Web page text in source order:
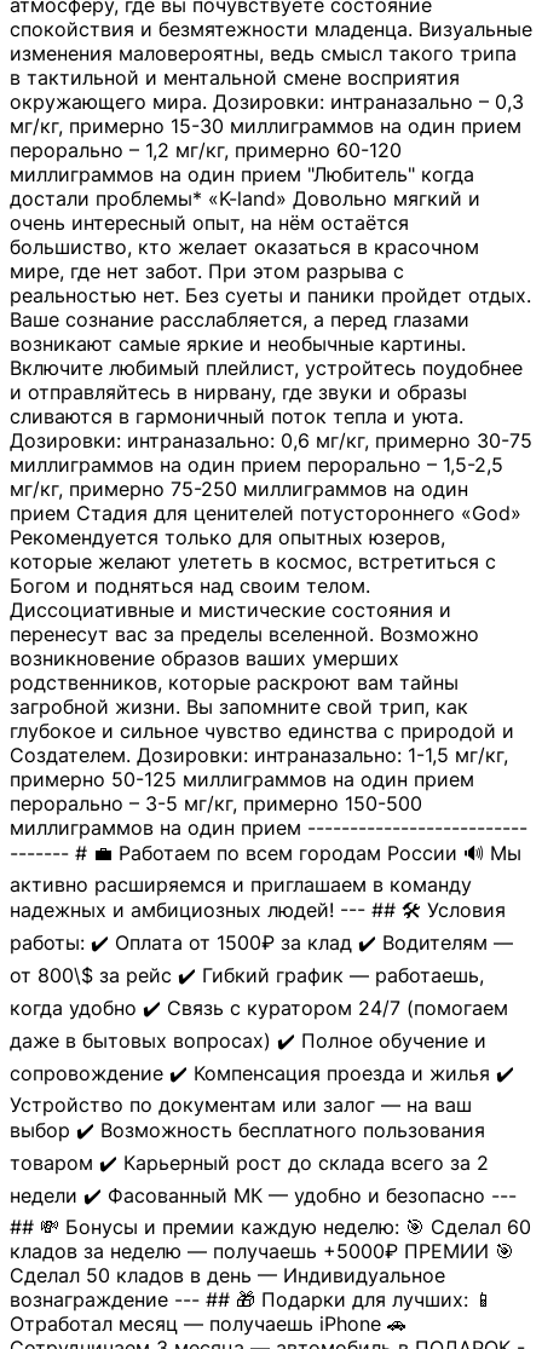
атмосферу, где вы почувствуете состояние
спокойствия и безмятежности младенца. Визуальные
изменения маловероятны, ведь смысл такого трипа
в тактильной и ментальной смене восприятия
окружающего мира. Дозировки: интраназально – 0,3
мг/кг, примерно 15-30 миллиграммов на один прием
перорально – 1,2 мг/кг, примерно 60-120
миллиграммов на один прием "Любитель" когда
достали проблемы* «K-land» Довольно мягкий и
очень интересный опыт, на нём остаётся
большиство, кто желает оказаться в красочном
мире, где нет забот. При этом разрыва с
реальностью нет. Без суеты и паники пройдет отдых.
Ваше сознание расслабляется, а перед глазами
возникают самые яркие и необычные картины.
Включите любимый плейлист, устройтесь поудобнее
и отправляйтесь в нирвану, где звуки и образы
сливаются в гармоничный поток тепла и уюта.
Дозировки: интраназально: 0,6 мг/кг, примерно 30-75
миллиграммов на один прием перорально – 1,5-2,5
мг/кг, примерно 75-250 миллиграммов на один
прием Стадия для ценителей потустороннего «God»
Рекомендуется только для опытных юзеров,
которые желают улететь в космос, встретиться с
Богом и подняться над своим телом.
Диссоциативные и мистические состояния и
перенесут вас за пределы вселенной. Возможно
возникновение образов ваших умерших
родственников, которые раскроют вам тайны
загробной жизни. Вы запомните свой трип, как
глубокое и сильное чувство единства с природой и
Создателем. Дозировки: интраназально: 1-1,5 мг/кг,
примерно 50-125 миллиграммов на один прием
перорально – 3-5 мг/кг, примерно 150-500
миллиграммов на один прием --------------------------
------- # 💼 Работаем по всем городам России 🔊 Мы
активно расширяемся и приглашаем в команду
надежных и амбициозных людей! --- ## 🛠 Условия
работы: ✔️ Оплата от 1500₽ за клад ✔️ Водителям —
от 800\$ за рейс ✔️ Гибкий график — работаешь,
когда удобно ✔️ Связь с куратором 24/7 (помогаем
даже в бытовых вопросах) ✔️ Полное обучение и
сопровождение ✔️ Компенсация проезда и жилья ✔️
Устройство по документам или залог — на ваш
выбор ✔️ Возможность бесплатного пользования
товаром ✔️ Карьерный рост до склада всего за 2
недели ✔️ Фасованный МК — удобно и безопасно ---
## 💸 Бонусы и премии каждую неделю: 🎯 Сделал 60
кладов за неделю — получаешь +5000₽ ПРЕМИИ 🎯
Сделал 50 кладов в день — Индивидуальное
вознаграждение --- ## 🎁 Подарки для лучших: 📱
Отработал месяц — получаешь iPhone 🚗